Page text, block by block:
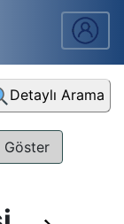
Detaylı Arama